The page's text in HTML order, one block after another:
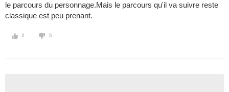
le parcours du personnage.Mais le parcours qu'il va suivre reste
classique est peu prenant.
2 5